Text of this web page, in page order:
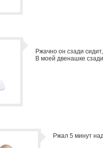
Ржачно он сзади
В моей двенашке
Ржал 5 минут